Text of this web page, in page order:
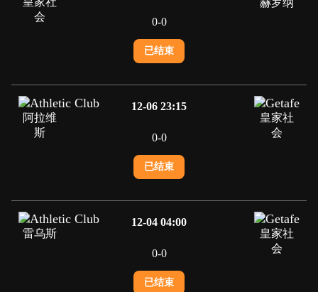
会
0-0
赫罗纳
已结束
12-06 23:15
阿拉维
斯
0-0
皇家社
会
已结束
12-04 04:00
雷乌斯
0-0
皇家社
会
已结束